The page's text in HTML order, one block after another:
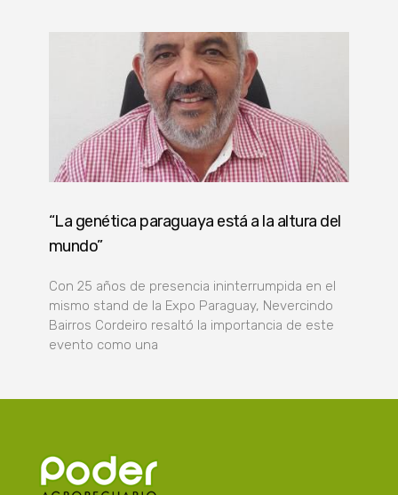
“La genética paraguaya está a la altura del
mundo”
Con 25 años de presencia ininterrumpida en el
mismo stand de la Expo Paraguay, Nevercindo
Bairros Cordeiro resaltó la importancia de este
evento como una